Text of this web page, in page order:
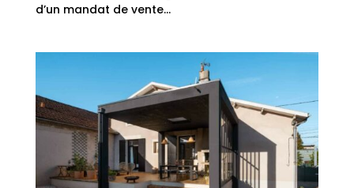
d’un mandat de vente...